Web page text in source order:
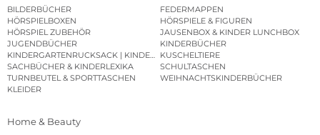
BILDERBÜCHER
FEDERMAPPEN
HÖRSPIELBOXEN
HÖRSPIELE & FIGUREN
HÖRSPIEL ZUBEHÖR
JAUSENBOX & KINDER LUNCHBOX
JUGENDBÜCHER
KINDERBÜCHER
KINDERGARTENRUCKSACK | KINDERGARTENBEUTEL
KUSCHELTIERE
SACHBÜCHER & KINDERLEXIKA
SCHULTASCHEN
TURNBEUTEL & SPORTTASCHEN
WEIHNACHTSKINDERBÜCHER
KLEIDER
Home & Beauty